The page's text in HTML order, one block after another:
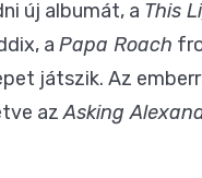
új albumát, a This
a Papa Roach
játszik. Az
azAsking